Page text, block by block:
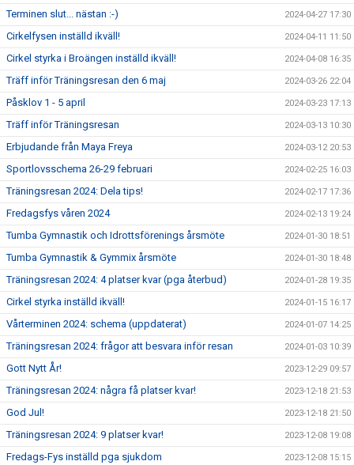
Terminen slut... nästan :-) 2024-04-27 17:30
Cirkelfysen inställd ikväll! 2024-04-11 11:50
Cirkel styrka i Broängen inställd ikväll! 2024-04-08 16:35
Träff inför Träningsresan den 6 maj 2024-03-26 22:04
Påsklov 1 - 5 april 2024-03-23 17:13
Träff inför Träningsresan 2024-03-13 10:30
Erbjudande från Maya Freya 2024-03-12 20:53
Sportlovsschema 26-29 februari 2024-02-25 16:03
Träningsresan 2024: Dela tips! 2024-02-17 17:36
Fredagsfys våren 2024 2024-02-13 19:24
Tumba Gymnastik och Idrottsförenings årsmöte 2024-01-30 18:51
Tumba Gymnastik & Gymmix årsmöte 2024-01-30 18:48
Träningsresan 2024: 4 platser kvar (pga återbud) 2024-01-28 19:35
Cirkel styrka inställd ikväll! 2024-01-15 16:17
Vårterminen 2024: schema (uppdaterat) 2024-01-07 14:25
Träningsresan 2024: frågor att besvara inför resan 2024-01-03 10:39
Gott Nytt År! 2023-12-29 09:57
Träningsresan 2024: några få platser kvar! 2023-12-18 21:53
God Jul! 2023-12-18 21:50
Träningsresan 2024: 9 platser kvar! 2023-12-08 19:08
Fredags-Fys inställd pga sjukdom 2023-12-08 15:15